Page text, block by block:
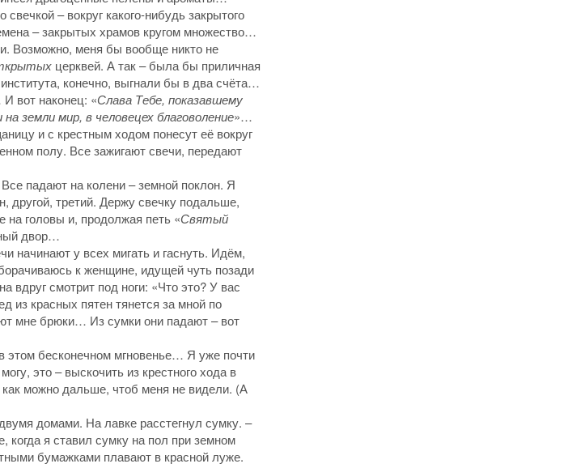
– вокруг какого-нибудь закрытого
– закрытых храмов кругом множество…
Возможно, меня бы вообще никто не
церквей. А так – была бы приличная
конечно, выгнали бы в два счёта…
вот наконец: «Слава Тебе, показавшему
земли мир, в человецех благоволение»…
и с крестным ходом понесут её вокруг
полу. Все зажигают свечи, передают
падают на колени – земной поклон. Я
другой, третий. Держу свечку подальше,
головы и, продолжая петь «Святый
двор…
начинают у всех мигать и гаснуть. Идём,
к женщине, идущей чуть позади
вдруг смотрит под ноги: «Что это? У вас
из красных пятен тянется за мной по
мне брюки… Из сумки они падают – вот
этом бесконечном мгновенье… Я уже почти
это – выскочить из крестного хода в
можно дальше, чтоб меня не видели. (А
домами. На лавке расстегнул сумку. –
когда я ставил сумку на пол при земном
бумажками плавают в красной луже.